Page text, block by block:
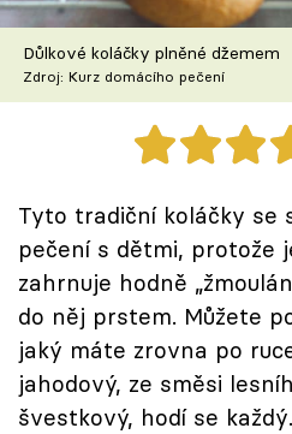
Recepty z TV
Speciál: Cuketa
Těhotnej kuchař
Sledujte prima+
Přihlášení
Sledujte nás
Důlkové koláčky plněné džemem
Zdroj: Kurz domácího pečení
Tyto tradiční koláčky se
pečení s dětmi, protože
zahrnuje hodně
do něj prstem. Můžete
jaký máte zrovna po
jahodový, ze směsi
švestkový, hodí se